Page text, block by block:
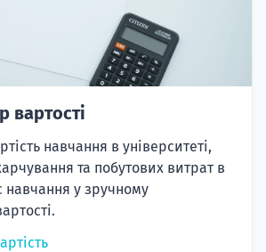
вартості
навчання в університеті,
та побутових витрат в
навчання у зручному